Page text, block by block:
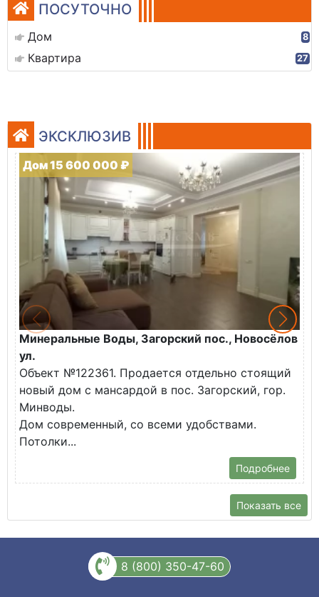
ПОСУТОЧНО
Дом 8
Квартира 27
ЭКСКЛЮЗИВ
Дом 15 600 000 ₽
Минеральные Воды, Загорский пос., Новосёлов
ул.
Объект №122361. Продается отдельно стоящий
новый дом с мансардой в пос. Загорский, гор.
Минводы.
Дом современный, со всеми удобствами.
Потолки...
Подробнее
Показать все
8 (800) 350-47-60